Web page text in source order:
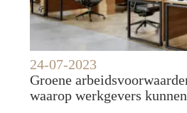
24-07-2023
Groene
waarop werkgevers